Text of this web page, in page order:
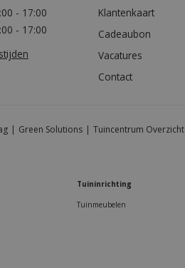
- 17:00
- 17:00
Klantenkaart
Cadeaubon
Vacatures
Contact
Green Solutions Tuincentrum Overzicht
Tuininrichting
Tuinmeubelen